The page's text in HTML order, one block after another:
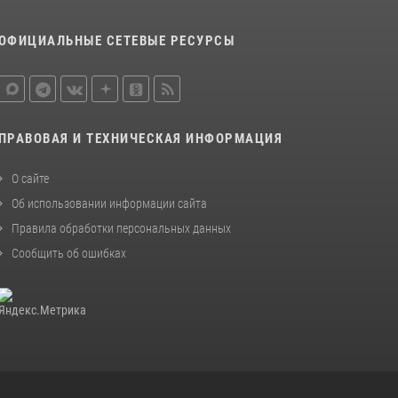
пресекли противоправные действия
постояльца гостиницы
СЕТЕВЫЕ РЕСУРСЫ
ПРАВОВАЯ И ТЕХНИЧЕСКАЯ ИНФОРМАЦИЯ
О сайте
Об использовании информации сайта
Правила обработки персональных данных
Сообщить об ошибках